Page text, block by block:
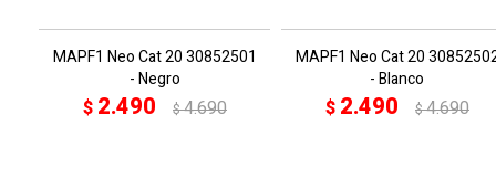
MAPF1 Neo Cat 20 30852501
- Negro
$ 2.490 $4.690
MAPF1 Neo Cat 20
- Blanco
$ 2.490 $4.690